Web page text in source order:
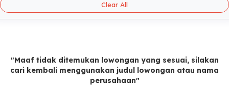
Clear All
"Maaf tidak ditemukan lowongan yang sesuai, silakan
cari kembali menggunakan judul lowongan atau nama
perusahaan"